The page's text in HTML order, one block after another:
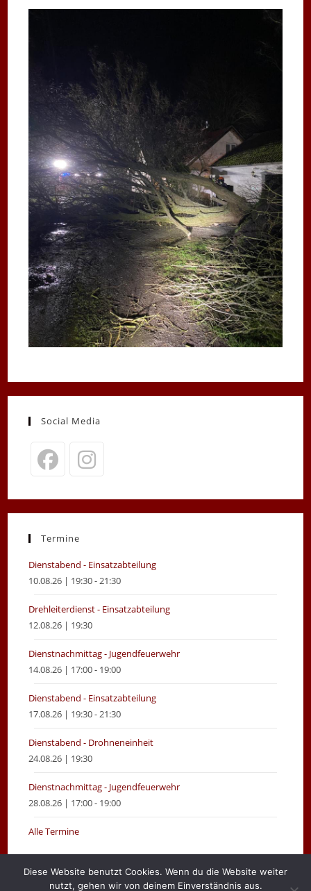
Social Media
in
new
in
new
Termine
Dienstabend - Einsatzabteilung
10.08.26 | 19:30 - 21:30
Drehleiterdienst - Einsatzabteilung
12.08.26 | 19:30
Dienstnachmittag - Jugendfeuerwehr
14.08.26 | 17:00 - 19:00
Dienstabend - Einsatzabteilung
17.08.26 | 19:30 - 21:30
Dienstabend - Drohneneinheit
24.08.26 | 19:30
Dienstnachmittag - Jugendfeuerwehr
28.08.26 | 17:00 - 19:00
Alle Termine
Gemeinde Moormerland Impressum Login
Diese Website benutzt Cookies. Wenn du die Website weiter
nutzt, gehen wir von deinem Einverständnis aus.